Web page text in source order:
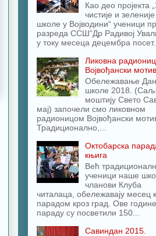
Као део пројекта
чистије и зеленије
школе у Војводини“ ученици
разреда ССШ“Др Радивој
у току месеца децембра посет...
Ликовна
Војвођански
Обележавање
школе 2018.
моштију Свето
мај) започели смо ликовном
радионицом Војвођански
Традиционално,...
Октобарска
књига
Већ
ученици наше
чланови Клуба
читалаца, обележавају месец
парадом кроз град. Ове године
параду су посветили 150...
Савиндан 2015.